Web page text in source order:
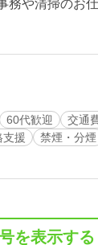
務や清掃のお
60代歓迎 交通
支援 禁煙・分煙
を表示する